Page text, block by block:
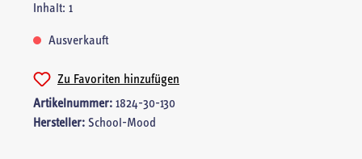
Inhalt: 1
Ausverkauft
Zu Favoriten hinzufügen
Artikelnummer: 1824-30-130
Hersteller: School-Mood